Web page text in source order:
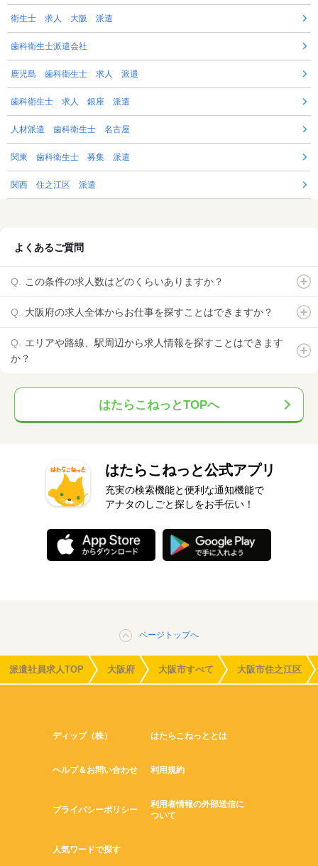
衛生士 求人 大阪 派遣
歯科衛生士派遣会社
鹿児島 歯科衛生士 求人 派遣
歯科衛生士 求人 銀座 派遣
人材派遣 歯科衛生士 名古屋
関東 歯科衛生士 募集 派遣
関西 住之江区 派遣
よくあるご質問
この条件の求人数はどのくらいありますか？
大阪府の求人全体からお仕事を探すことはできますか？
エリアや路線、駅周辺から求人情報を探すことはできます
か？
はたらこねっとTOPへ
はたらこねっと公式アプリ
充実の検索機能と便利な通知機能で
アナタのしごと探しをお手伝い！
ページトップへ
派遣社員求人TOP 大阪府 大阪市すべて 大阪市住之江区
ディップ（株） はたらこねっととは
ヘルプ＆お問い合わせ 利用規約
プライバシーポリシー
利用者情報の外部送信に
ついて
人気ワードで探す